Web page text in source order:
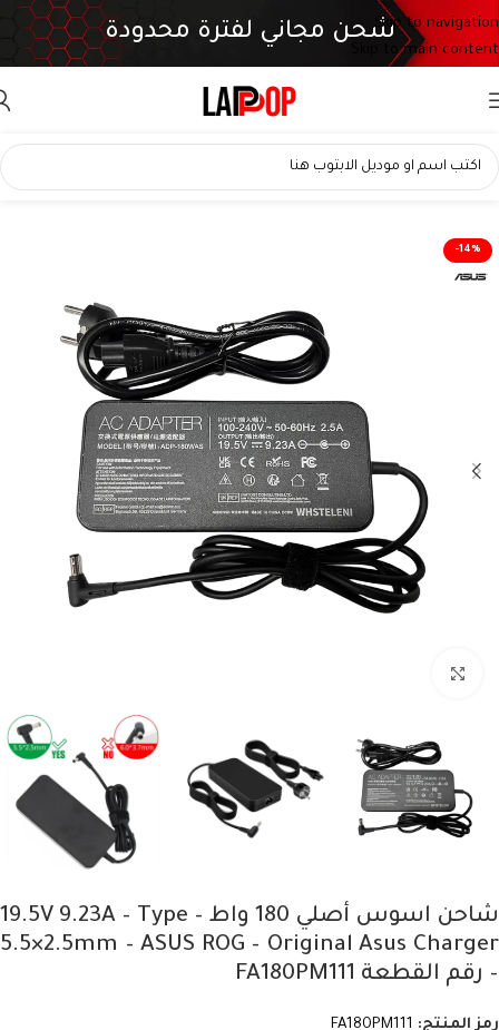
Skip to navigation
Skip to main content
شحن مجاني لفترة محدودة
-14%
شاحن اسوس أصلي 180 واط – 19.5V 9.23A – Type
5.5×2.5mm – ASUS ROG – Original Asus Charger
– رقم القطعة FA180PM111
رمز المنتج: FA180PM111